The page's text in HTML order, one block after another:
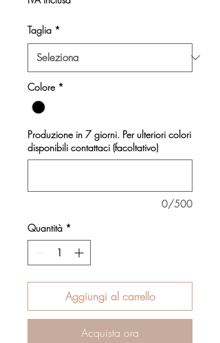
Taglia *
Colore *
Produzione in 7 giorni. Per ulteriori colori
disponibili contattaci (facoltativo)
0/500
Quantità *
Aggiungi al carrello
Acquista ora